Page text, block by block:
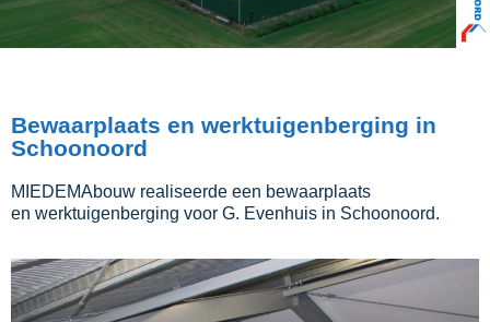
Bewaarplaats en werktuigenberging in
Schoonoord
MIEDEMAbouw realiseerde een bewaarplaats
en werktuigenberging voor G. Evenhuis in Schoonoord.